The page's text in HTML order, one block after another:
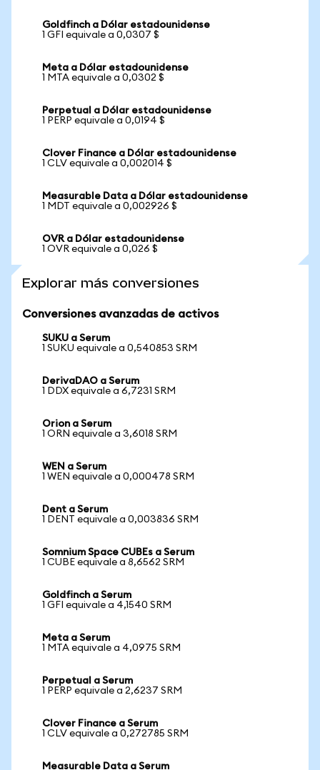
Goldfinch a Dólar estadounidense
1 GFI equivale a 0,0307 $
Meta a Dólar estadounidense
1 MTA equivale a 0,0302 $
Perpetual a Dólar estadounidense
1 PERP equivale a 0,0194 $
Clover Finance a Dólar estadounidense
1 CLV equivale a 0,002014 $
Measurable Data a Dólar estadounidense
1 MDT equivale a 0,002926 $
OVR a Dólar estadounidense
1 OVR equivale a 0,026 $
Explorar más conversiones
Conversiones avanzadas de activos
SUKU a Serum
1 SUKU equivale a 0,540853 SRM
DerivaDAO a Serum
1 DDX equivale a 6,7231 SRM
Orion a Serum
1 ORN equivale a 3,6018 SRM
WEN a Serum
1 WEN equivale a 0,000478 SRM
Dent a Serum
1 DENT equivale a 0,003836 SRM
Somnium Space CUBEs a Serum
1 CUBE equivale a 8,6562 SRM
Goldfinch a Serum
1 GFI equivale a 4,1540 SRM
Meta a Serum
1 MTA equivale a 4,0975 SRM
Perpetual a Serum
1 PERP equivale a 2,6237 SRM
Clover Finance a Serum
1 CLV equivale a 0,272785 SRM
Measurable Data a Serum